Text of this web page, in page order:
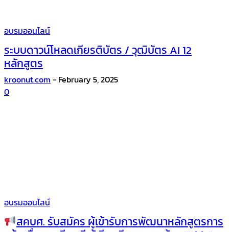
อบรมออนไลน์
ระบบดาวน์โหลดเกียรติบัตร / วุฒิบัตร AI 12
หลักสูตร
kroonut.com - February 5, 2025
0
อบรมออนไลน์
สคบศ. รับสมัคร ผู้เข้ารับการพัฒนาหลักสูตรการ